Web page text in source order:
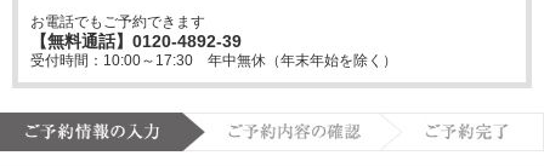
お電話でもご予約できます
【無料通話】0120-4892-39
受付時間：10:00～17:30 年中無休（年末年始を除く）